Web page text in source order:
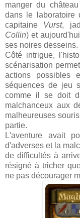
manger du
dans le laboratoire
capitaine Vurst,
Collin) et
ses noires desseins.
Côté intrigue,
scénarisation
actions possibles
séquences de jeu
comme il se doit
malchanceux aux
malheureuses
partie.
L'aventure avait
d'adverses et la
de difficultés à
résigné à tricher
ne pas décourager